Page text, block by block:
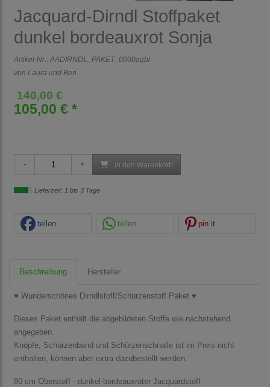
Jacquard-Dirndl Stoffpaket
dunkel bordeauxrot Sonja
Artikel-Nr.: AADIRNDL_PAKET_0000agbi
von Laura und Ben
140,00 €
105,00 € *
in den Warenkorb
Lieferzeit: 1 bis 3 Tage
teilen teilen pin it
Beschreibung Hersteller
♥ Wunderschönes Dirndlstoff/Schürzenstoff Paket ♥
Dieses Paket enthält die abgebildeten Stoffe wie nachstehend
angegeben.
Knöpfe, Schürzenband und Schürzenschnalle ist im Preis nicht
enthalten, können aber extra dazubestellt werden.
80 cm Oberstoff - dunkel-bordeauxroter Jacquardstoff